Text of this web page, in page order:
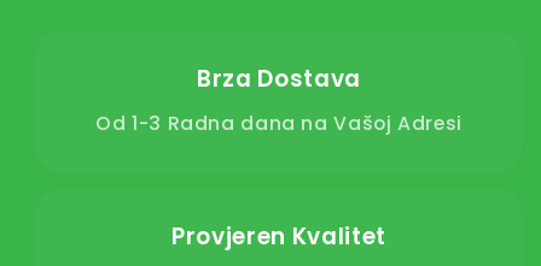
Brza Dostava
Od 1-3 Radna dana na Vašoj Adresi
Provjeren Kvalitet